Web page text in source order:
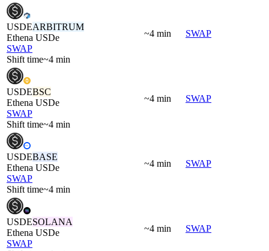
USDEARBITRUM
Ethena USDe
SWAP
Shift time~4 min
~4 min SWAP
USDEBSC
Ethena USDe
SWAP
Shift time~4 min
~4 min SWAP
USDEBASE
Ethena USDe
SWAP
Shift time~4 min
~4 min SWAP
USDESOLANA
Ethena USDe
SWAP
~4 min SWAP